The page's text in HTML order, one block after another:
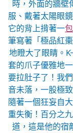
時，外面的牆壁
服、戴著太陽眼
它的背上揹著一
筆寫著「極品紅
地瞪大了眼睛。
套的爪子優雅地
要拉肚子了！我
音未落，一股極
隨著一個狂妄自
重失衡！百分之
道，這是他的宿